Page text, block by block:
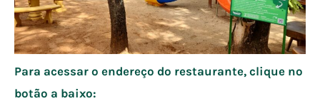
Para acessar o endereço do restaurante, clique no
botão a baixo: